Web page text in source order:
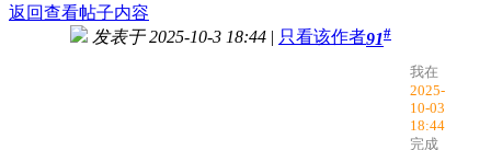
返回查看帖子内容
发表于 2025-10-3 18:44 | 只看该作者91#
我在
2025-
10-03
18:44
完成